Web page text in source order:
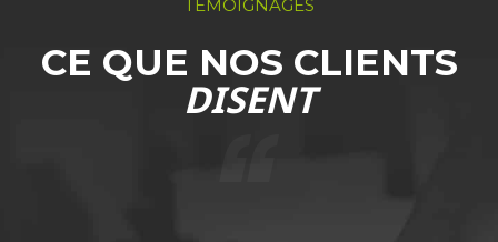
TÉMOIGNAGES
CE QUE NOS CLIENTS
DISENT